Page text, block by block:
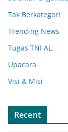
Tak Berkategori
Trending News
Tugas TNI AL
Upacara
Visi & Misi
Recent